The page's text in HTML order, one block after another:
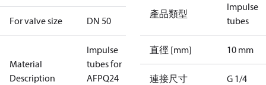
For valve size DN 50
Material
Description
Impulse
tubes for
AFPQ24
產品類型
Impulse
tubes
直徑 [mm] 10 mm
連接尺寸 G 1/4